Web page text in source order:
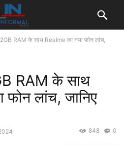
RAM के साथ Realme का नया फोन लांच,
RAM के साथ
लांच, जानिए
0
848